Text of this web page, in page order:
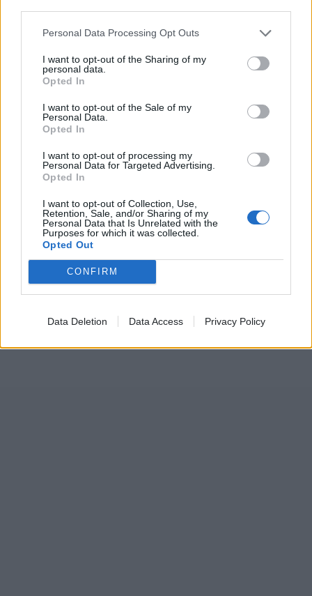
Personal Data Processing Opt Outs
I want to opt-out of the Sharing of my
personal data.
Opted In
I want to opt-out of the Sale of my
Personal Data.
Opted In
I want to opt-out of processing my
Personal Data for Targeted Advertising.
Opted In
I want to opt-out of Collection, Use,
Retention, Sale, and/or Sharing of my
Personal Data that Is Unrelated with the
Purposes for which it was collected.
Opted Out
CONFIRM
Data Deletion Data Access Privacy Policy
τραγουδοποιού Makó Dávid, έχουν χαράξει μια
εντυπωσιακή διεθνή καριέρα—ένα από τα λίγα
ουγγρικά συγκροτήματα με πάνω από δέκα
εμφανιστεί σε Roadburn, Brutal Assault, Hellfest και
Desert Fest και σε συναυλίες με μεγάλα ονόματα της